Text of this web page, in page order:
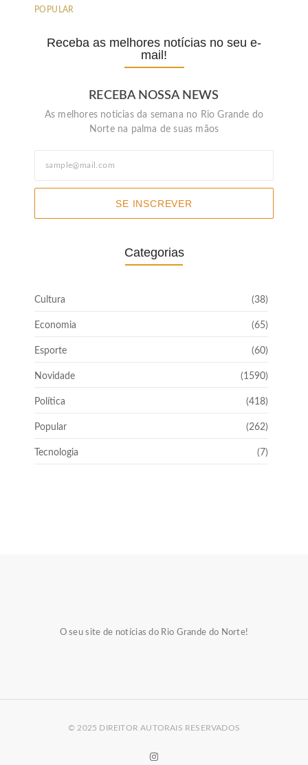
POPULAR
Receba as melhores notícias no seu e-
mail!
RECEBA NOSSA NEWS
As melhores noticias da semana no Rio Grande do
Norte na palma de suas mãos
SE INSCREVER
Categorias
Cultura (38)
Economia (65)
Esporte (60)
Novidade (1590)
Política (418)
Popular (262)
Tecnologia (7)
O seu site de notícias do Rio Grande do Norte!
© 2025 DIREITOR AUTORAIS RESERVADOS